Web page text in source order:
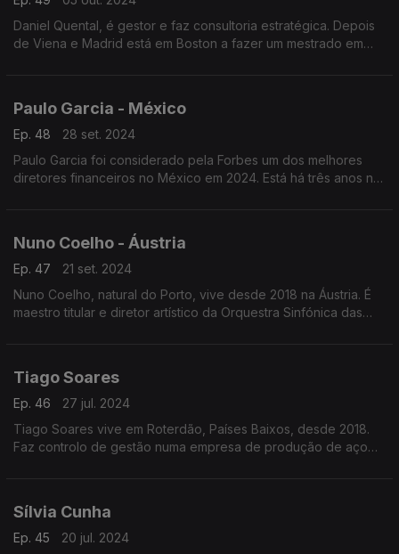
Daniel Quental, é gestor e faz consultoria estratégica. Depois
de Viena e Madrid está em Boston a fazer um mestrado em
Paulo Garcia - México
Ep. 48
28 set. 2024
Paulo Garcia foi considerado pela Forbes um dos melhores
diretores financeiros no México em 2024. Está há três anos no
Nuno Coelho - Áustria
Ep. 47
21 set. 2024
Nuno Coelho, natural do Porto, vive desde 2018 na Áustria. É
maestro titular e diretor artístico da Orquestra Sinfónica das
Tiago Soares
Ep. 46
27 jul. 2024
Tiago Soares vive em Roterdão, Países Baixos, desde 2018.
Faz controlo de gestão numa empresa de produção de aço
Sílvia Cunha
Ep. 45
20 jul. 2024